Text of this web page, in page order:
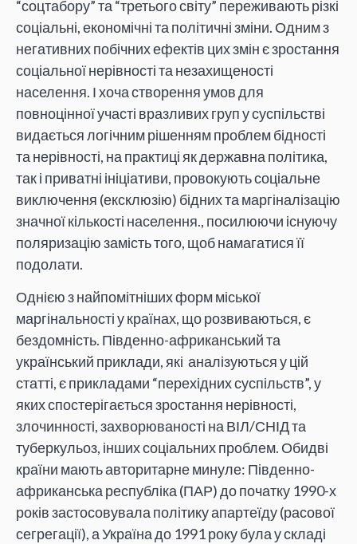
“соцтабору” та “третього світу” переживають різкі
соціальні, економічні та політичні зміни. Одним з
негативних побічних ефектів цих змін є зростання
соціальної нерівності та незахищеності
населення. І хоча створення умов для
повноцінної участі вразливих груп у суспільстві
видається логічним рішенням проблем бідності
та нерівності, на практиці як державна політика,
так і приватні ініціативи, провокують соціальне
виключення (ексклюзію) бідних та маргіналізацію
значної кількості населення., посилюючи існуючу
поляризацію замість того, щоб намагатися її
подолати.
Однією з найпомітніших форм міської
маргінальності у країнах, що розвиваються, є
бездомність. Південно-африканський та
український приклади, які аналізуються у цій
статті, є прикладами “перехідних суспільств”, у
яких спостерігається зростання нерівності,
злочинності, захворюваності на ВІЛ/СНІД та
туберкульоз, інших соціальних проблем. Обидві
країни мають авторитарне минуле: Південно-
африканська республіка (ПАР) до початку 1990-х
років застосовувала політику апартеїду (расової
сегрегації), а Україна до 1991 року була у складі